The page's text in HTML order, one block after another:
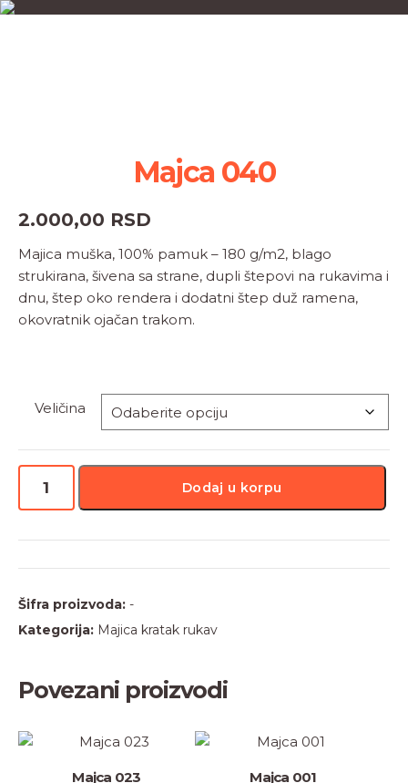
Majca 040
2.000,00 RSD
Majica muška, 100% pamuk – 180 g/m2, blago
strukirana, šivena sa strane, dupli štepovi na rukavima i
dnu, štep oko rendera i dodatni štep duž ramena,
okovratnik ojačan trakom.
Veličina
Majca
040
količina
Dodaj u korpu
Šifra proizvoda: -
Kategorija: Majica kratak rukav
Povezani proizvodi
Majca 023
Ovaj
Majca 001
Ovaj